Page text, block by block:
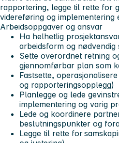
rapportering, legge til rette for
videreføring og implementering
Arbeidsoppgaver og ansvar
Ha helhetlig
arbeidsform og
Sette overordnet retning
gjennomførbar plan som
Fastsette,
og rapporteringsopplegg)
Planlegge og lede
implementering og varig
Lede og koordinere
beslutningspunkter og
Legge til rette for